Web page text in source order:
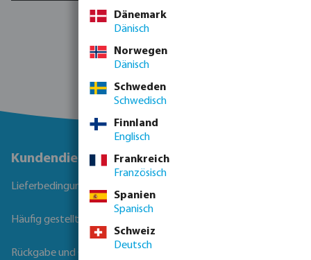
1 - 2 von 2 Ergebnissen
Kundendienst
Lieferbedingungen
Häufig gestellte Fragen
Rückgabe und Garantie
Dänemark
Dänisch
Norwegen
Dänisch
Schweden
Schwedisch
Finnland
Englisch
Frankreich
Französisch
Spanien
Spanisch
Schweiz
Deutsch